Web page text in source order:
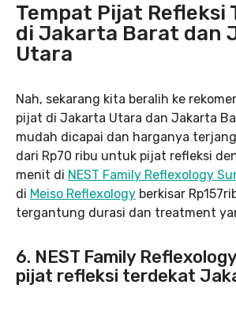
Tempat Pijat Refleksi
di Jakarta Barat dan
Utara
Nah, sekarang kita beralih ke
pijat di Jakarta Utara dan Jakarta
mudah dicapai dan harganya
dari Rp70 ribu untuk pijat refleksi
menit di NEST Family Reflexology
di Meiso Reflexology berkisar
tergantung durasi dan treatment
6. NEST Family
pijat refleksi terdekat